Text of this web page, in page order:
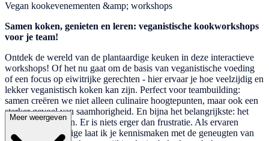
Vegan kookevenementen &amp; workshops
Samen koken, genieten en leren: veganistische kookworkshops
voor je team!
Ontdek de wereld van de plantaardige keuken in deze interactieve
workshops! Of het nu gaat om de basis van veganistische voeding
of een focus op eiwitrijke gerechten - hier ervaar je hoe veelzijdig en
lekker veganistisch koken kan zijn. Perfect voor teambuilding:
samen creëren we niet alleen culinaire hoogtepunten, maar ook een
sterker gevoel van saamhorigheid. En bijna het belangrijkste: het
moet ook leuk zijn. Er is niets erger dan frustratie. Als ervaren
voedingsdeskundige laat ik je kennismaken met de geneugten van
Meer weergeven